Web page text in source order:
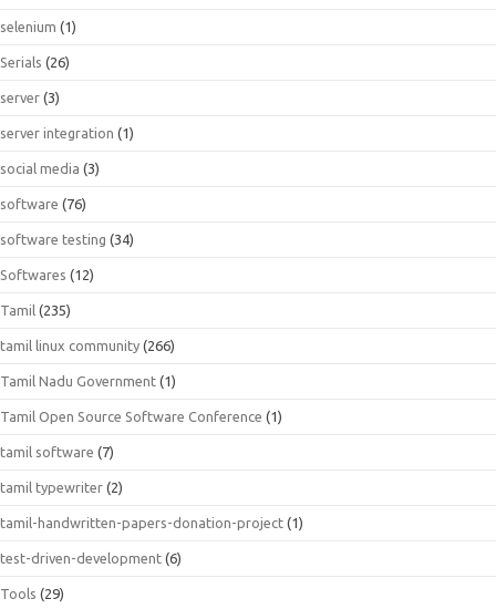
selenium (1)
Serials (26)
server (3)
server integration (1)
social media (3)
software (76)
software testing (34)
Softwares (12)
Tamil (235)
tamil linux community (266)
Tamil Nadu Government (1)
Tamil Open Source Software Conference (1)
tamil software (7)
tamil typewriter (2)
tamil-handwritten-papers-donation-project (1)
test-driven-development (6)
Tools (29)